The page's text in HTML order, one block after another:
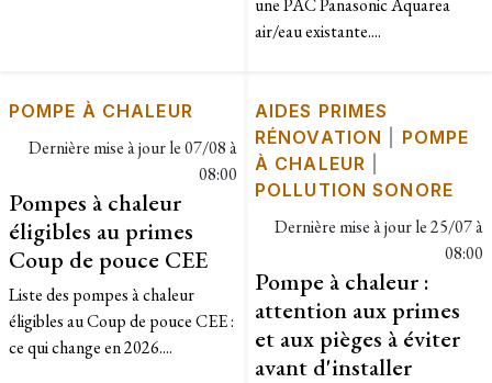
une PAC Panasonic Aquarea
air/eau existante....
POMPE À CHALEUR
Dernière mise à jour le07/08 à
08:00
Pompes à chaleur
éligibles au primes
Coup de pouce CEE
Liste des pompes à chaleur
éligibles au Coup de pouce CEE :
ce qui change en 2026....
AIDES PRIMES
RÉNOVATION
POMPE
À CHALEUR
POLLUTION SONORE
Dernière mise à jour le25/07 à
08:00
Pompe à chaleur :
attention aux primes
et aux pièges à éviter
avant d'installer